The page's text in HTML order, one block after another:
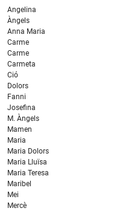
Angelina
Àngels
Anna Maria
Carme
Carme
Carmeta
Ció
Dolors
Fanni
Josefina
M. Àngels
Mamen
Maria
Maria Dolors
Maria Lluïsa
Maria Teresa
Maribel
Mei
Mercè